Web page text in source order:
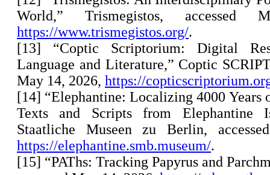
World,” Trismegistos, accessed
https://www.trismegistos.org/.
[13] “Coptic Scriptorium: Digital
Language and Literature,” Coptic
May 14, 2026, https://
[14] “Elephantine: Localizing 4000 Years
Texts and Scripts from Elephantine
Staatliche Museen zu Berlin,
https://elephantine.smb.museum/.
[15] “PAThs: Tracking Papyrus and